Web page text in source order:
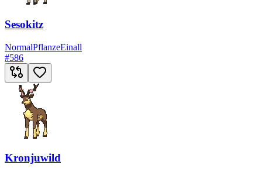
Sesokitz
NormalPflanzeEinall
#586
Kronjuwild